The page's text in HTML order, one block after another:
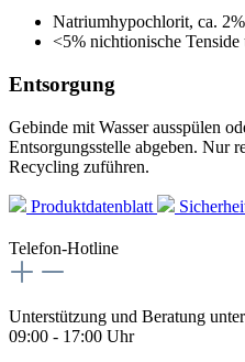
Natriumhypochlorit, ca.
<5% nichtionische
Entsorgung
Gebinde mit Wasser ausspülen
Entsorgungsstelle abgeben. Nur
Recycling zuführen.
Produktdatenblatt
Telefon-Hotline
Unterstützung und Beratung
09:00 - 17:00 Uhr